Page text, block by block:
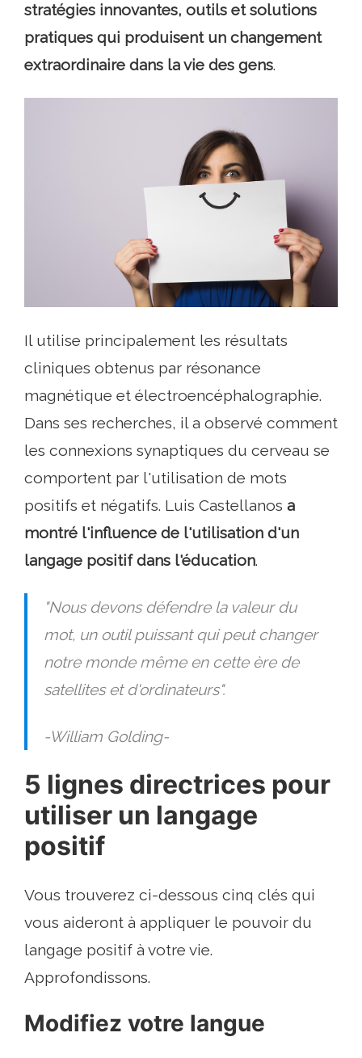
stratégies innovantes, outils et solutions
pratiques qui produisent un changement
extraordinaire dans la vie des gens.
Il utilise principalement les résultats
cliniques obtenus par résonance
magnétique et électroencéphalographie.
Dans ses recherches, il a observé comment
les connexions synaptiques du cerveau se
comportent par l'utilisation de mots
positifs et négatifs. Luis Castellanos a
montré l'influence de l'utilisation d'un
langage positif dans l'éducation.
"Nous devons défendre la valeur du
mot, un outil puissant qui peut changer
notre monde même en cette ère de
satellites et d'ordinateurs".
-William Golding-
5 lignes directrices pour
utiliser un langage
positif
Vous trouverez ci-dessous cinq clés qui
vous aideront à appliquer le pouvoir du
langage positif à votre vie.
Approfondissons.
Modifiez votre langue